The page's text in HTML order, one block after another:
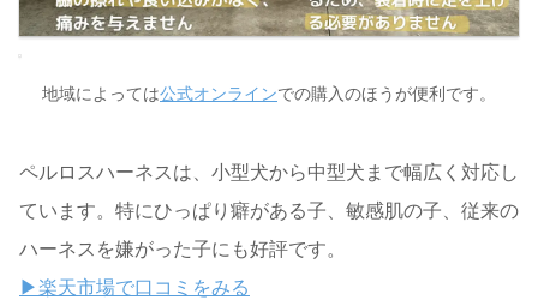
地域によっては公式オンラインでの購入のほうが便利です。
ペルロスハーネスは、小型犬から中型犬まで幅広く対応し
ています。特にひっぱり癖がある子、敏感肌の子、従来の
ハーネスを嫌がった子にも好評です。
▶楽天市場で口コミをみる